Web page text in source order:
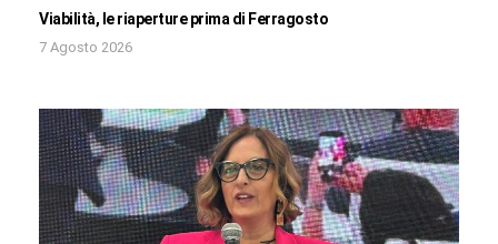
Viabilità, le riaperture prima di Ferragosto
7 Agosto 2026